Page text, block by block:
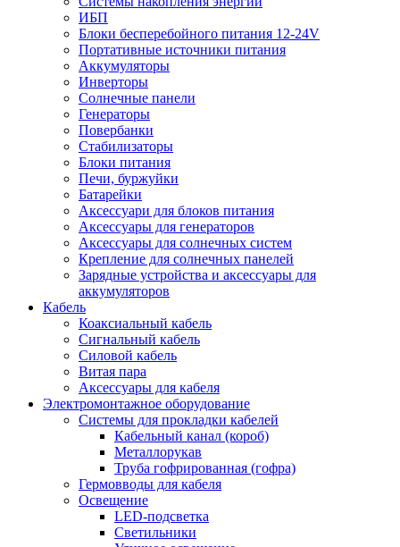
ИБП
Блоки бесперебойного питания 12-24V
Портативные источники питания
Аккумуляторы
Инверторы
Солнечные панели
Генераторы
Повербанки
Стабилизаторы
Блоки питания
Печи, буржуйки
Батарейки
Аксессуари для блоков питания
Аксессуары для генераторов
Аксессуары для солнечных систем
Крепление для солнечных панелей
Зарядные устройства и аксессуары для
аккумуляторов
Кабель
Коаксиальный кабель
Сигнальный кабель
Силовой кабель
Витая пара
Аксессуары для кабеля
Электромонтажное оборудование
Системы для прокладки кабелей
Кабельный канал (короб)
Металлорукав
Труба гофрированная (гофра)
Гермовводы для кабеля
Освещение
LED-подсветка
Светильники